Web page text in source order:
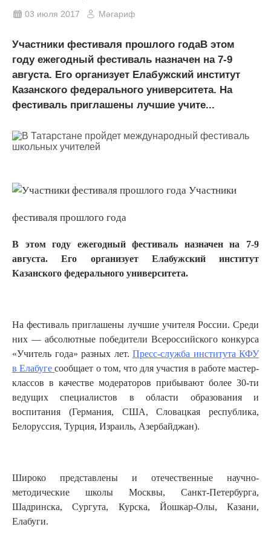
03 июля 2017 Мәгариф
Участники фестиваля прошлого годаВ этом
году ежегодный фестиваль назначен на 7-9
августа. Его организует Елабужский институт
Казанского федерального университета. На
фестиваль приглашены лучшие учите...
Участники
фестиваля прошлого года
В этом году ежегодный фестиваль назначен на 7-9
августа. Его организует Елабужский институт
Казанского федерального университета.
На фестиваль приглашены лучшие учителя России. Среди
них — абсолютные победители Всероссийского конкурса
«Учитель года» разных лет. Пресс-служба института КФУ
в Елабугесообщает о том, что для участия в работе мастер-
классов в качестве модераторов прибывают более 30-ти
ведущих специалистов в области образования и
воспитания (Германия, США, Словацкая республика,
Белоруссия, Турция, Израиль, Азербайджан).
Широко представлены и отечественные научно-
методические школы Москвы, Санкт-Петербурга,
Шадринска, Сургута, Курска, Йошкар-Олы, Казани,
Елабуги.